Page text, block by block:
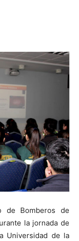
de Bomberos de
la jornada de
Universidad de la